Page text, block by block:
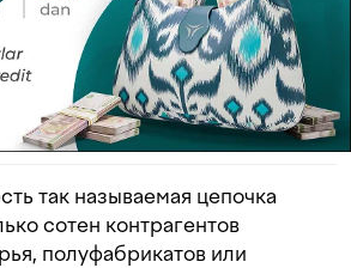
так называемая цепочка
сотен контрагентов
полуфабрикатов или